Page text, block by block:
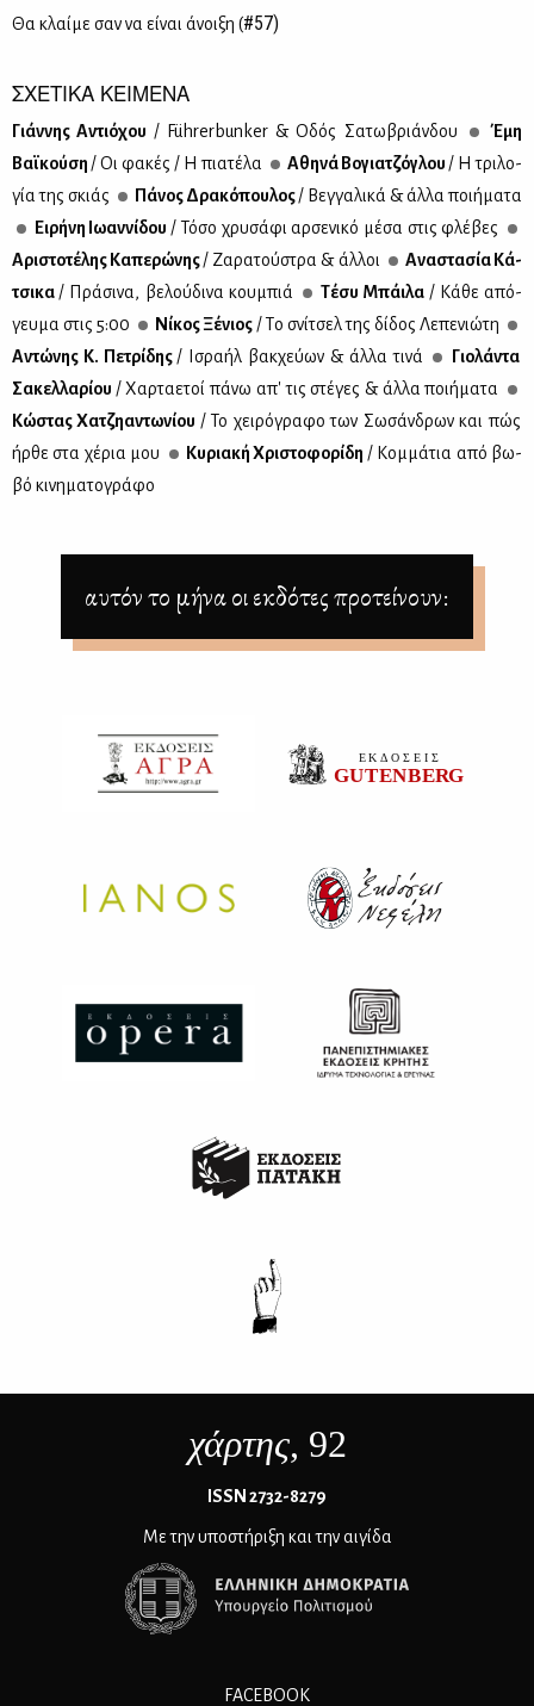
Θα κλαί­με σαν να εί­ναι άνοι­ξη (#57)
ΣΧΕΤΙΚΑ ΚΕΙΜΕΝΑ
Γιάν­νης Αντιό­χου / Führerbunker & Οδός Σα­τω­βριάν­δου
Έμη
Βαϊ­κού­ση / Οι φα­κές / Η πια­τέ­λα Αθη­νά Βο­για­τζό­γλου / Η τρι­λο­
γία της σκιάς
Πά­νος Δρα­κό­που­λος/ Βεγ­γα­λι­κά & άλ­λα ποι­ή­μα­τα
Ει­ρή­νη Ιω­αν­νί­δου / Τό­σο χρυ­σά­φι αρ­σε­νι­κό μέ­σα στις φλέ­βες
Αρι­στο­τέ­λης Κα­πε­ρώ­νης/ Ζα­ρα­τού­στρα & άλ­λοι
Ανα­στα­σία Κά­
τσι­κα / Πρά­σι­να, βε­λού­δι­να κου­μπιά Τέ­συ Μπάι­λα / Κά­θε από­
γευ­μα στις 5:00
Νί­κος Ξέ­νιος / Τo σνί­τσελ της δί­δος Λε­πε­νιώ­τη
Αντώ­νης Κ. Πε­τρί­δης / Ισ­ρα­ήλ βακ­χεύ­ων & άλ­λα τι­νά
Γιο­λά­ντα
Σα­κελ­λα­ρί­ου / Χαρ­τα­ε­τοί πά­νω απ' τις στέ­γες & άλ­λα ποι­ή­μα­τα
Κώ­στας Χα­τζηα­ντω­νί­ου / Το χει­ρό­γρα­φο των Σω­σάν­δρων και πώς
ήρ­θε στα χέ­ρια μου
Κυ­ρια­κή Χρι­στο­φο­ρί­δη / Κομ­μά­τια από βω­
βό κι­νη­μα­το­γρά­φο
αυτόν το μήνα οι εκδότες προτείνουν:
χάρτης, 92
ΙSSN 2732-8279
Με την υποστήριξη και την αιγίδα
FACEBOOK